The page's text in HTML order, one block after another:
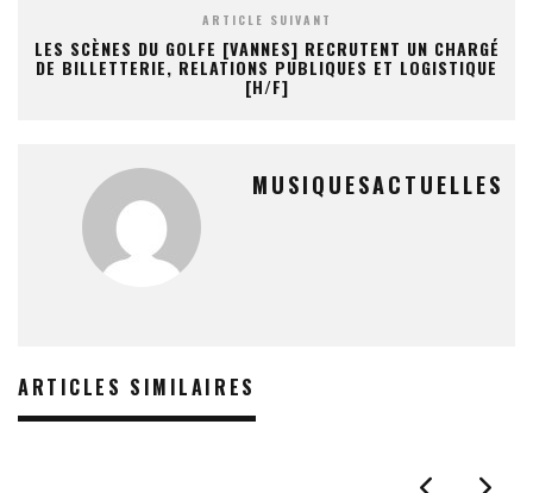
ARTICLE SUIVANT
LES SCÈNES DU GOLFE [VANNES] RECRUTENT UN CHARGÉ
DE BILLETTERIE, RELATIONS PUBLIQUES ET LOGISTIQUE
[H/F]
MUSIQUESACTUELLES
ARTICLES SIMILAIRES